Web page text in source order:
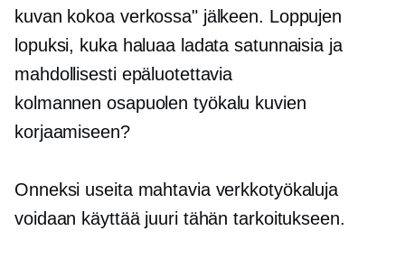
kuvan kokoa verkossa" jälkeen. Loppujen
lopuksi, kuka haluaa ladata satunnaisia ​​​​ja
mahdollisesti epäluotettavia
kolmannen osapuolen työkalu kuvien
korjaamiseen?
Onneksi useita mahtavia verkkotyökaluja
voidaan käyttää juuri tähän tarkoitukseen.